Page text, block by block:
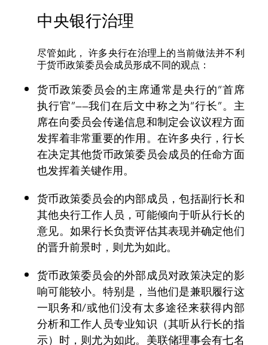
中央银行治理
尽管如此， 许多央行在治理上的当前做法并不利
于货币政策委员会成员形成不同的观点：
货币政策委员会的主席通常是央行的“首席
执行官”——我们在后文中称之为“行长”。主
席在向委员会传递信息和制定会议议程方面
发挥着非常重要的作用。在许多央行，行长
在决定其他货币政策委员会成员的任命方面
也发挥着关键作用。
货币政策委员会的内部成员，包括副行长和
其他央行工作人员，可能倾向于听从行长的
意见。如果行长负责评估其表现并确定他们
的晋升前景时，则尤为如此。
货币政策委员会的外部成员对政策决定的影
响可能较小。特别是，当他们是兼职履行这
一职务和/或他们没有太多途径来获得内部
分析和工作人员专业知识（其听从行长的指
示）时，则尤为如此。美联储理事会有七名